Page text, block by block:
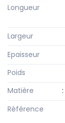
Longueur
Largeur
Epaisseur
Poids
Matière
Référence